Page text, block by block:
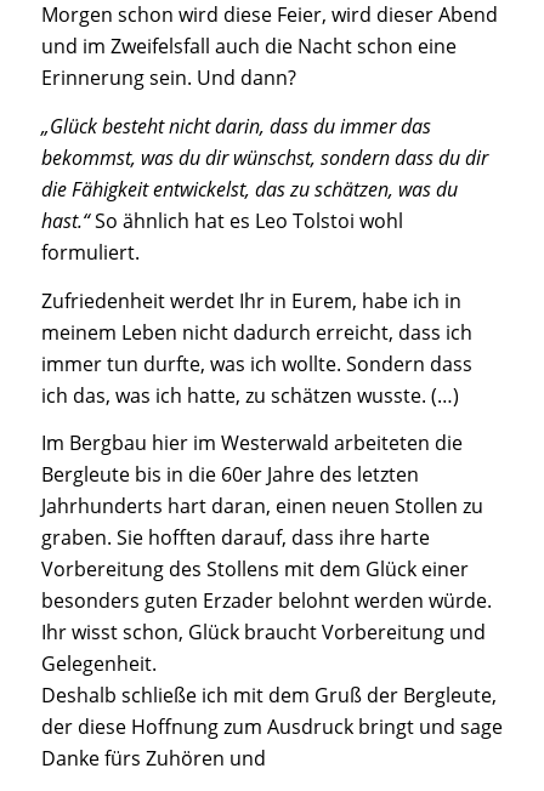
Morgen schon wird diese Feier, wird dieser Abend
und im Zweifelsfall auch die Nacht schon eine
Erinnerung sein. Und dann?
„Glück besteht nicht darin, dass du immer das
bekommst, was du dir wünschst, sondern dass du dir
die Fähigkeit entwickelst, das zu schätzen, was du
hast.“So ähnlich hat es Leo Tolstoi wohl
formuliert.
Zufriedenheit werdet Ihr in Eurem, habe ich in
meinem Leben nicht dadurch erreicht, dass ich
immer tun durfte, was ich wollte. Sondern dass
ich das, was ich hatte, zu schätzen wusste. (…)
Im Bergbau hier im Westerwald arbeiteten die
Bergleute bis in die 60er Jahre des letzten
Jahrhunderts hart daran, einen neuen Stollen zu
graben. Sie hofften darauf, dass ihre harte
Vorbereitung des Stollens mit dem Glück einer
besonders guten Erzader belohnt werden würde.
Ihr wisst schon, Glück braucht Vorbereitung und
Gelegenheit.
Deshalb schließe ich mit dem Gruß der Bergleute,
der diese Hoffnung zum Ausdruck bringt und sage
Danke fürs Zuhören und